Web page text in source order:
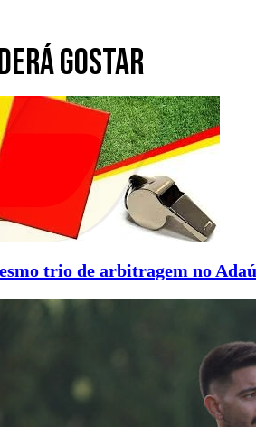
gostar
trio de arbitragem no